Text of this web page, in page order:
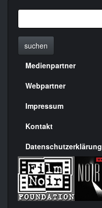
suchen
Menülinks
rechte
Seite
Medienpartner
Webpartner
Impressum
Kontakt
Datenschutzerklärung